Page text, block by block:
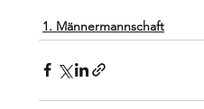
1. Männermannschaft